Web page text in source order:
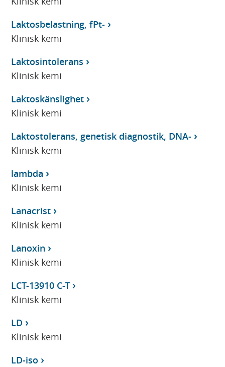
Laktosbelastning, fPt-
Klinisk kemi
Laktosintolerans
Klinisk kemi
Laktoskänslighet
Klinisk kemi
Laktostolerans, genetisk diagnostik, DNA-
Klinisk kemi
lambda
Klinisk kemi
Lanacrist
Klinisk kemi
Lanoxin
Klinisk kemi
LCT-13910 C-T
Klinisk kemi
LD
Klinisk kemi
LD-iso